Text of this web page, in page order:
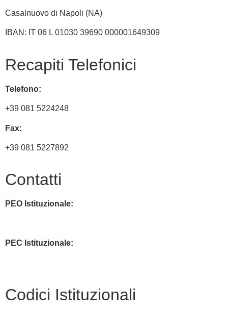
Casalnuovo di Napoli (NA)
IBAN: IT 06 L 01030 39690 000001649309
Recapiti Telefonici
Telefono:
+39 081 5224248
Fax:
+39 081 5227892
Contatti
PEO Istituzionale:
PEC Istituzionale:
Codici Istituzionali